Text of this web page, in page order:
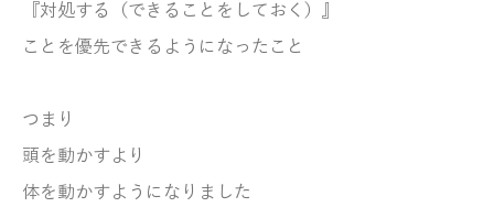
『対処する（できることをしておく）』
ことを優先できるようになったこと
つまり
頭を動かすより
体を動かすようになりました